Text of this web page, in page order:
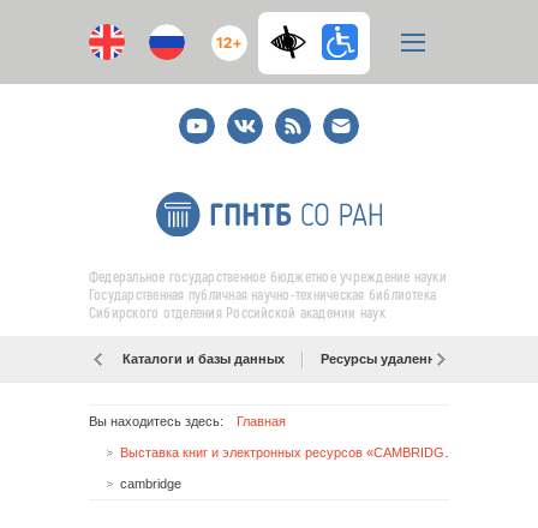
12+
YoutubeВКонтакте
RSS
E-
mail
подписка
Федеральное государственное бюджетное учреждение науки
Государственная публичная научно-техническая библиотека
Сибирского отделения Российской академии наук
Каталоги и базы данных Ресурсы удаленного доступа
Вы находитесь здесь: Главная
cambridge